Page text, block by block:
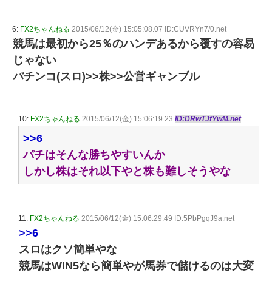
6: FX2ちゃんねる 2015/06/12(金) 15:05:08.07 ID:CUVRYn7/0.net
競馬は最初から25％のハンデあるから覆すの容易
じゃない
パチンコ(スロ)>>株>>公営ギャンブル
10: FX2ちゃんねる 2015/06/12(金) 15:06:19.23 ID:DRwTJfYwM.net
>>6
パチはそんな勝ちやすいんか
しかし株はそれ以下やと株も難しそうやな
11: FX2ちゃんねる 2015/06/12(金) 15:06:29.49 ID:5PbPgqJ9a.net
>>6
スロはクソ簡単やな
競馬はWIN5なら簡単やが馬券で儲けるのは大変